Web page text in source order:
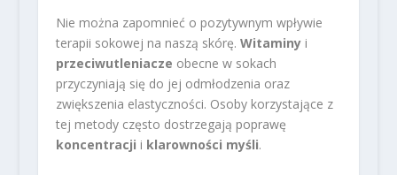
Nie można zapomnieć o pozytywnym wpływie
terapii sokowej na naszą skórę. Witaminyi
przeciwutleniacze obecne w sokach
przyczyniają się do jej odmłodzenia oraz
zwiększenia elastyczności. Osoby korzystające z
tej metody często dostrzegają poprawę
koncentracji i klarowności myśli.